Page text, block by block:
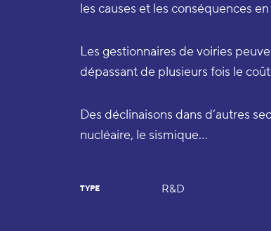
les causes et les conséquences
Les gestionnaires de voiries
dépassant de plusieurs fois le
Des déclinaisons dans d’autres
nucléaire, le sismique…
TYPE R&D